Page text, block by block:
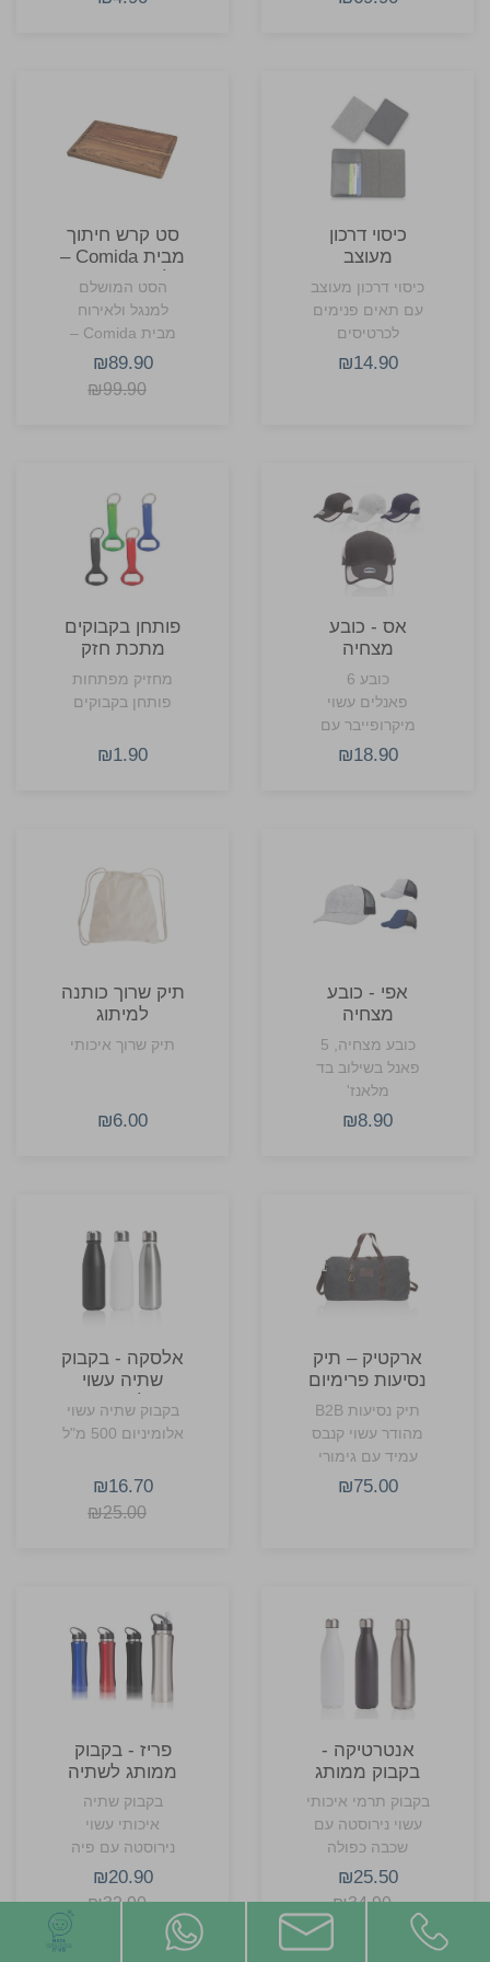
כיסוי דרכון
מעוצב
כיסוי דרכון מעוצב
עם תאים פנימים
לכרטיסים
₪14.90
סט קרש חיתוך
מבית Comida –
לוח עץ, סכין,
מקלחיים וקלשון
בשר
הסט המושלם
למנגל ולאירוח
מבית Comida –
כל מה שצריך
לחיתוך ופריסה
₪89.90
₪99.90
אס - כובע
מצחיה
כובע 6
פאנלים עשוי
מיקרופייבר עם
רשתות צד לאיוורור
₪18.90
פותחן בקבוקים
מתכת חזק
מחזיק מפתחות
פותחן בקבוקים
₪1.90
אפי - כובע
מצחיה
כובע מצחיה, 5
פאנל בשילוב בד
מלאנז'
₪8.90
תיק שרוך כותנה
למיתוג
תיק שרוך איכותי
₪6.00
ארקטיק – תיק
נסיעות פרימיום
תיק נסיעות B2B
מהודר עשוי קנבס
עמיד עם גימורי
דמוי-עור, כולל תא
₪75.00
אלסקה - בקבוק
שתיה עשוי
אלומיניום
בקבוק שתיה עשוי
אלומיניום 500 מ"ל
₪16.70
₪25.00
אנטרטיקה -
בקבוק ממותג
תרמי עשוי
נירוסטה
בקבוק תרמי איכותי
עשוי נירוסטה עם
שכבה כפולה
לשמירת קור וחום
₪25.50
₪34.90
פריז - בקבוק
ממותג לשתיה
מנירוסטה
בקבוק שתיה
איכותי עשוי
נירוסטה עם פיה
מתכווננת
₪20.90
₪32.90